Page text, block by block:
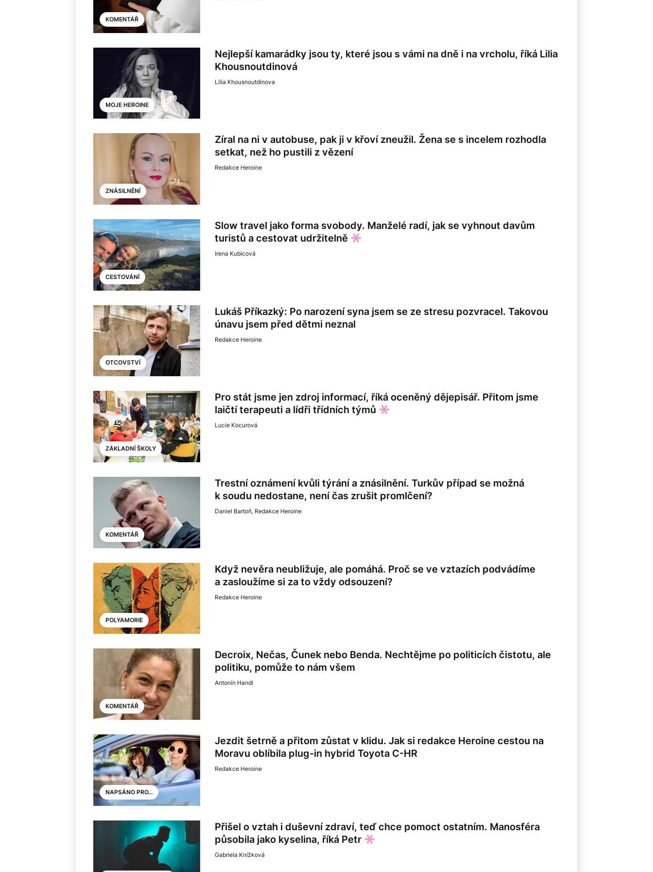
KOMENTÁŘ
MOJE HEROINE
Nejlepší kamarádky jsou ty, které jsou s vámi na dně i na vrcholu, říká Lilia
Khousnoutdinová
Lilia Khousnoutdinova
ZNÁSILNĚNÍ
Zíral na ni v autobuse, pak ji v křoví zneužil. Žena se s incelem rozhodla
setkat, než ho pustili z vězení
Redakce Heroine
CESTOVÁNÍ
Slow travel jako forma svobody. Manželé radí, jak se vyhnout davům
turistů a cestovat udržitelně
Irena Kubicová
OTCOVSTVÍ
Lukáš Příkazký: Po narození syna jsem se ze stresu pozvracel. Takovou
únavu jsem před dětmi neznal
Redakce Heroine
ZÁKLADNÍ ŠKOLY
Pro stát jsme jen zdroj informací, říká oceněný dějepisář. Přitom jsme
laičtí terapeuti a lídři třídních týmů
Lucie Kocurová
KOMENTÁŘ
Trestní oznámení kvůli týrání a znásilnění. Turkův případ se možná
k soudu nedostane, není čas zrušit promlčení?
Daniel Bartoň, Redakce Heroine
POLYAMORIE
Když nevěra neubližuje, ale pomáhá. Proč se ve vztazích podvádíme
a zasloužíme si za to vždy odsouzení?
Redakce Heroine
KOMENTÁŘ
Decroix, Nečas, Čunek nebo Benda. Nechtějme po politicích čistotu, ale
politiku, pomůže to nám všem
Antonín Handl
NAPSÁNO PRO...
Jezdit šetrně a přitom zůstat v klidu. Jak si redakce Heroine cestou na
Moravu oblíbila plug-in hybrid Toyota C-HR
Redakce Heroine
Přišel o vztah i duševní zdraví, teď chce pomoct ostatním. Manosféra
působila jako kyselina, říká Petr
Gabriela Knížková